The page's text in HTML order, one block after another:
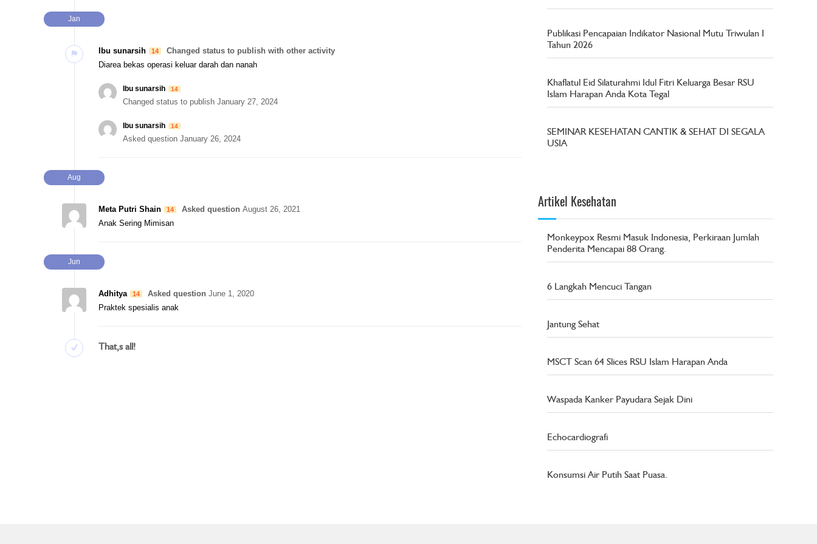
Jan
Ibu sunarsih 14 Changed status to publish with other activity
Diarea bekas operasi keluar darah dan nanah
Ibu sunarsih 14
Changed status to publish January 27, 2024
Ibu sunarsih 14
Asked question January 26, 2024
Aug
Meta Putri Shain 14 Asked question August 26, 2021
Anak Sering Mimisan
Jun
Adhitya 14 Asked question June 1, 2020
Praktek spesialis anak
That‚s all!
Publikasi Pencapaian Indikator Nasional Mutu Triwulan I
Tahun 2026
Khaflatul Eid Silaturahmi Idul Fitri Keluarga Besar RSU
Islam Harapan Anda Kota Tegal
SEMINAR KESEHATAN CANTIK & SEHAT DI SEGALA
USIA
Artikel Kesehatan
Monkeypox Resmi Masuk Indonesia, Perkiraan Jumlah
Penderita Mencapai 88 Orang.
6 Langkah Mencuci Tangan
Jantung Sehat
MSCT Scan 64 Slices RSU Islam Harapan Anda
Waspada Kanker Payudara Sejak Dini
Echocardiografi
Konsumsi Air Putih Saat Puasa.